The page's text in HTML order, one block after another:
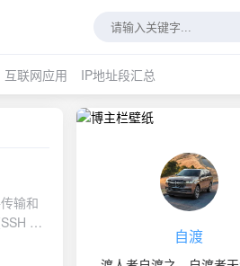
互联网应用 IP地址段汇总
输和
文
自渡